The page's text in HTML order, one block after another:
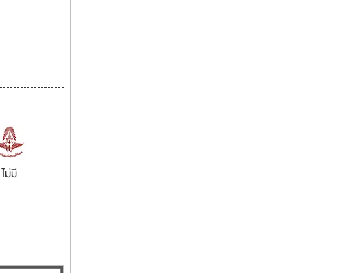
ไม่มี